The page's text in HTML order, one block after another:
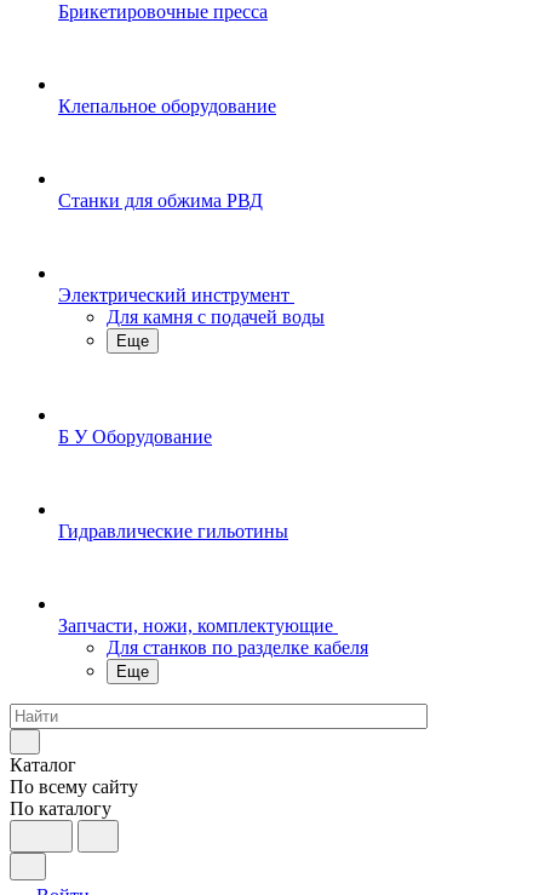
Брикетировочные пресса
Клепальное оборудование
Станки для обжима РВД
Электрический инструмент
Для камня с подачей воды
Еще
Б У Оборудование
Гидравлические гильотины
Запчасти, ножи, комплектующие
Для станков по разделке кабеля
Еще
Каталог
По всему сайту
По каталогу